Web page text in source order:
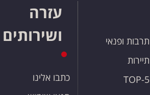
תרבות ופנאי
תיירות
TOP-5
עזרה
ושירותים
כתבו אלינו